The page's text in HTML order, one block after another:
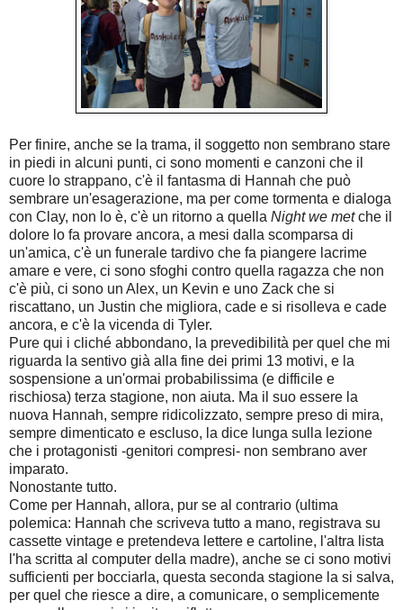
Per finire, anche se la trama, il soggetto non sembrano stare
in piedi in alcuni punti, ci sono momenti e canzoni che il
cuore lo strappano, c'è il fantasma di Hannah che può
sembrare un'esagerazione, ma per come tormenta e dialoga
con Clay, non lo è, c'è un ritorno a quella Night we metche il
dolore lo fa provare ancora, a mesi dalla scomparsa di
un'amica, c'è un funerale tardivo che fa piangere lacrime
amare e vere, ci sono sfoghi contro quella ragazza che non
c'è più, ci sono un Alex, un Kevin e uno Zack che si
riscattano, un Justin che migliora, cade e si risolleva e cade
ancora, e c'è la vicenda di Tyler.
Pure qui i cliché abbondano, la prevedibilità per quel che mi
riguarda la sentivo già alla fine dei primi 13 motivi, e la
sospensione a un'ormai probabilissima (e difficile e
rischiosa) terza stagione, non aiuta. Ma il suo essere la
nuova Hannah, sempre ridicolizzato, sempre preso di mira,
sempre dimenticato e escluso, la dice lunga sulla lezione
che i protagonisti -genitori compresi- non sembrano aver
imparato.
Nonostante tutto.
Come per Hannah, allora, pur se al contrario (ultima
polemica: Hannah che scriveva tutto a mano, registrava su
cassette vintage e pretendeva lettere e cartoline, l'altra lista
l'ha scritta al computer della madre), anche se ci sono motivi
sufficienti per bocciarla, questa seconda stagione la si salva,
per quel che riesce a dire, a comunicare, o semplicemente